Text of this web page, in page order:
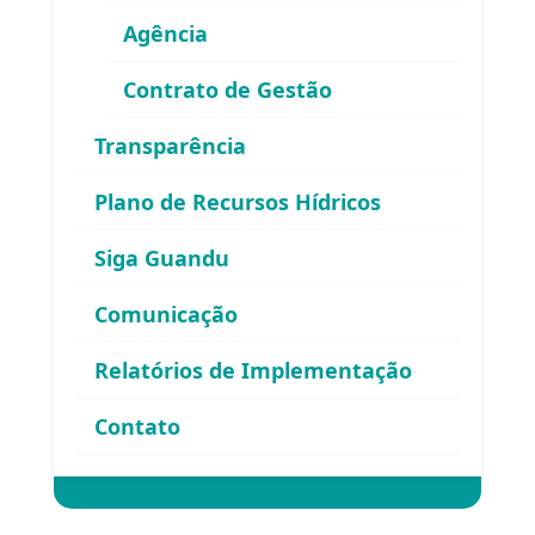
Agência
Contrato de Gestão
Transparência
Plano de Recursos Hídricos
Siga Guandu
Comunicação
Relatórios de Implementação
Contato
do Comitê Guandu-RJ
Esqueceu sua senha?